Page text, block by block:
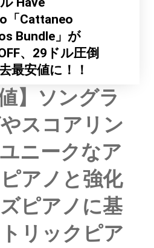
「Cattaneo
Bundle」が
、29ドル圧倒
最安値に！！
】ソングラ
スコアリン
ニークなア
アノと強化
ピアノに基
リックピア